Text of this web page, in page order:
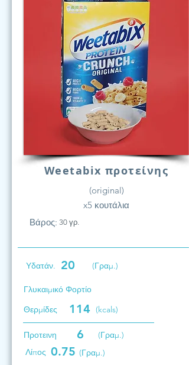
Weetabix προτείνης
(original)
x5 κουτάλια
Βάρος: 30 γρ.
Υδατάν. 20 (Γραμ.)
Γλυκαιμικό Φορτίο
Θερμίδες
114 (kcals)
Προτεινη 6
(Γραμ.)
Λίπος 0.75 (Γραμ.)